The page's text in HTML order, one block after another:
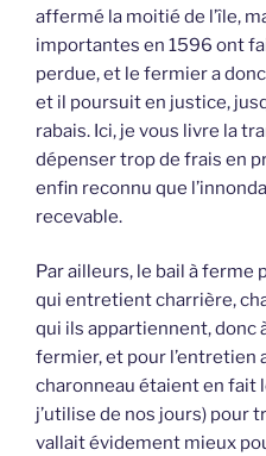
affermé la moitié de l’île,
importantes en 1596 ont
perdue, et le fermier a
et il poursuit en justice,
rabais. Ici, je vous livre la
dépenser trop de frais en
enfin reconnu que
recevable.
Par ailleurs, le bail à ferme
qui entretient charrière,
qui ils appartiennent, donc
fermier, et pour l’entretien
charonneau étaient en fait
j’utilise de nos jours) pour
vallait évidement mieux